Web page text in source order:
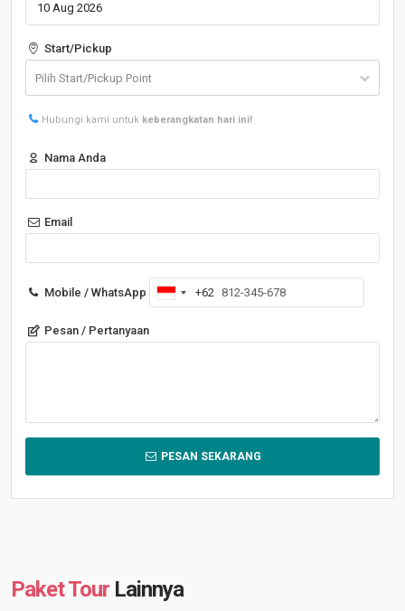
Start/Pickup
Hubungi kami untuk keberangkatan hari ini!
Nama Anda
Email
Mobile / WhatsApp
Indonesia
+62
+62
Pesan / Pertanyaan
PESAN SEKARANG
Paket Tour Lainnya